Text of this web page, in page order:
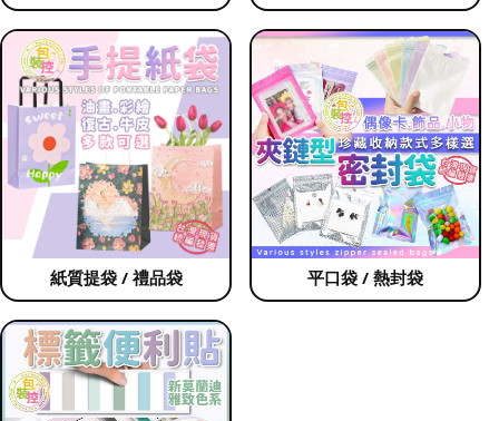
紙質提袋 / 禮品袋 平口袋 / 熱封袋